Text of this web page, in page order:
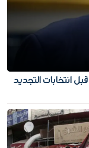
انتخابات التجديد